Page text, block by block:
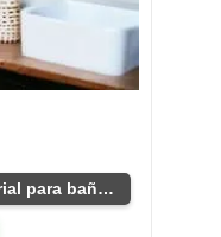
Estantería flotante industrial para baño pequeños